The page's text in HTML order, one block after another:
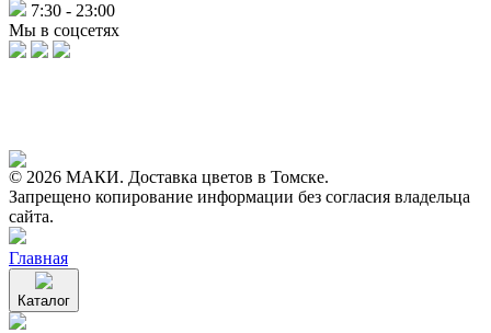
7:30 - 23:00
Мы в соцсетях
© 2026 МАКИ. Доставка цветов в Томске.
Запрещено копирование информации без согласия владельца
сайта.
Главная
Каталог